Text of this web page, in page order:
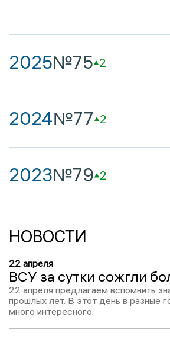
2025№75 2
2024№77 2
2023№79 2
НОВОСТИ
22 апреля
22 апреля предлагаем вспомнить
прошлых лет. В этот день в разные
много интересного.